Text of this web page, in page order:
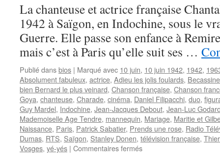
La chanteuse et actrice française
1942 à Saïgon, en Indochine, sous le
Guerre. Elle passe son enfance à
mais c’est à Paris qu’elle suit ses …
Publié dansbios | Marqué avec 10 juin, 10 juin 1942, 1942,
Absolument fabuleux, actrice, Adieu les jolis foulards,
bien Bernard le plus veinard, Chanson française, Chanson
Goya, chanteuse, Charade, cinéma, Daniel Filipacchi, duo,
Guy Mardel, Indochine, Jean-Jacques Debout, Jean-Luc
Mademoiselle Age Tendre, mannequin, Mariage, Maritie et
Naissance, Paris, Patrick Sabatier, Prends une rose, Radio
Dumas, RTS, Saïgon, Stanley Donen, télévision française,
Vosges, yé-yés | Commentaires ferméssur